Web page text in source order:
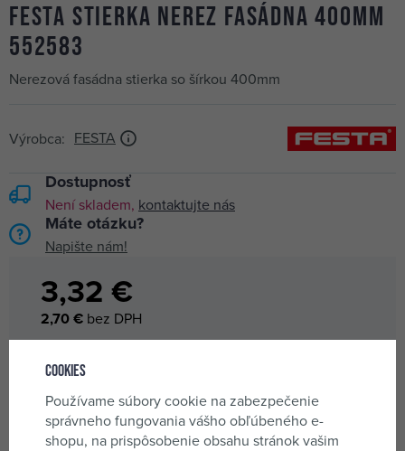
FESTA stierka nerez fasádna 400mm
552583
Nerezová fasádna stierka so šírkou 400mm
Výrobca: FESTA
Dostupnosť
Není skladem, kontaktujte nás
Máte otázku?
Napište nám!
3,32 €
2,70 € bez DPH
Pridať medzi obľúbené Porovnať
Cookies
Používame súbory cookie na zabezpečenie
správneho fungovania vášho obľúbeného e-
shopu, na prispôsobenie obsahu stránok vašim